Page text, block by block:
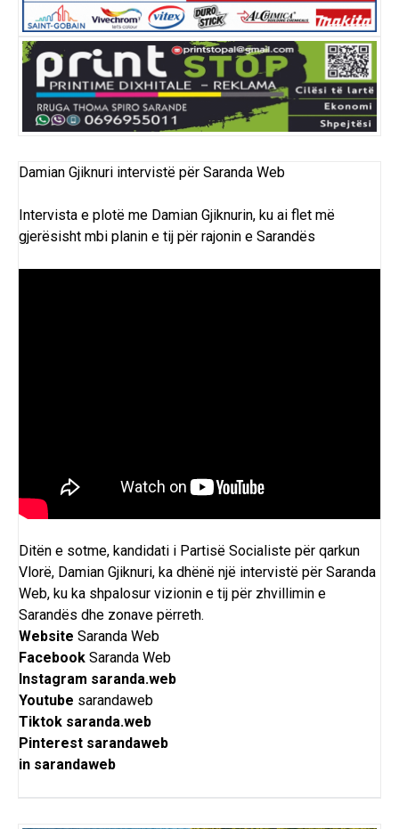
Damian Gjiknuri intervistë për Saranda Web
Intervista e plotë me Damian Gjiknurin, ku ai flet më
gjerësisht mbi planin e tij për rajonin e Sarandës
Ditën e sotme, kandidati i Partisë Socialiste për qarkun
Vlorë, Damian Gjiknuri, ka dhënë një intervistë për Saranda
Web, ku ka shpalosur vizionin e tij për zhvillimin e
Sarandës dhe zonave përreth.
Website Saranda Web
Facebook Saranda Web
Instagram saranda.web
Youtube sarandaweb
Tiktok saranda.web
Pinterest sarandaweb
in sarandaweb